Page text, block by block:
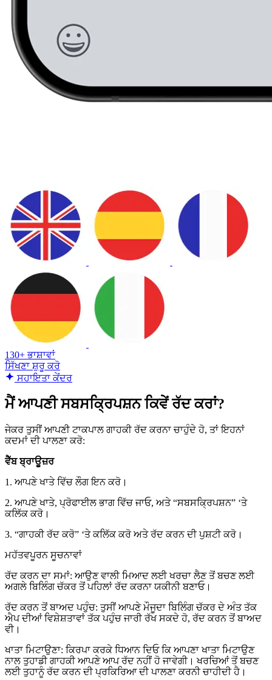
130+ ਭਾਸ਼ਾਵਾਂ
ਸਿੱਖਣਾ ਸ਼ੁਰੂ ਕਰੋ
ਸਹਾਇਤਾ ਕੇਂਦਰ
ਮੈਂ ਆਪਣੀ ਸਬਸਕ੍ਰਿਪਸ਼ਨ ਕਿਵੇਂ ਰੱਦ ਕਰਾਂ?
ਜੇਕਰ ਤੁਸੀਂ ਆਪਣੀ ਟਾਕਪਾਲ ਗਾਹਕੀ ਰੱਦ ਕਰਨਾ ਚਾਹੁੰਦੇ ਹੋ, ਤਾਂ ਇਹਨਾਂ
ਕਦਮਾਂ ਦੀ ਪਾਲਣਾ ਕਰੋ:
ਵੈੱਬ ਬ੍ਰਾਊਜ਼ਰ
1. ਆਪਣੇ ਖਾਤੇ ਵਿੱਚ ਲੌਗ ਇਨ ਕਰੋ।
2. ਆਪਣੇ ਖਾਤੇ, ਪ੍ਰੋਫਾਈਲ ਭਾਗ ਵਿੱਚ ਜਾਓ, ਅਤੇ “ਸਬਸਕ੍ਰਿਪਸ਼ਨ” ‘ਤੇ
ਕਲਿੱਕ ਕਰੋ।
3. “ਗਾਹਕੀ ਰੱਦ ਕਰੋ” ‘ਤੇ ਕਲਿੱਕ ਕਰੋ ਅਤੇ ਰੱਦ ਕਰਨ ਦੀ ਪੁਸ਼ਟੀ ਕਰੋ।
ਮਹੱਤਵਪੂਰਨ ਸੂਚਨਾਵਾਂ
ਰੱਦ ਕਰਨ ਦਾ ਸਮਾਂ: ਆਉਣ ਵਾਲੀ ਮਿਆਦ ਲਈ ਖਰਚਾ ਲੈਣ ਤੋਂ ਬਚਣ ਲਈ
ਅਗਲੇ ਬਿਲਿੰਗ ਚੱਕਰ ਤੋਂ ਪਹਿਲਾਂ ਰੱਦ ਕਰਨਾ ਯਕੀਨੀ ਬਣਾਓ।
ਰੱਦ ਕਰਨ ਤੋਂ ਬਾਅਦ ਪਹੁੰਚ: ਤੁਸੀਂ ਆਪਣੇ ਮੌਜੂਦਾ ਬਿਲਿੰਗ ਚੱਕਰ ਦੇ ਅੰਤ ਤੱਕ
ਐਪ ਦੀਆਂ ਵਿਸ਼ੇਸ਼ਤਾਵਾਂ ਤੱਕ ਪਹੁੰਚ ਜਾਰੀ ਰੱਖ ਸਕਦੇ ਹੋ, ਰੱਦ ਕਰਨ ਤੋਂ ਬਾਅਦ
ਵੀ।
ਖਾਤਾ ਮਿਟਾਉਣਾ: ਕਿਰਪਾ ਕਰਕੇ ਧਿਆਨ ਦਿਓ ਕਿ ਆਪਣਾ ਖਾਤਾ ਮਿਟਾਉਣ
ਨਾਲ ਤੁਹਾਡੀ ਗਾਹਕੀ ਆਪਣੇ ਆਪ ਰੱਦ ਨਹੀਂ ਹੋ ਜਾਵੇਗੀ। ਖਰਚਿਆਂ ਤੋਂ ਬਚਣ
ਲਈ ਤੁਹਾਨੂੰ ਰੱਦ ਕਰਨ ਦੀ ਪ੍ਰਕਿਰਿਆ ਦੀ ਪਾਲਣਾ ਕਰਨੀ ਚਾਹੀਦੀ ਹੈ।